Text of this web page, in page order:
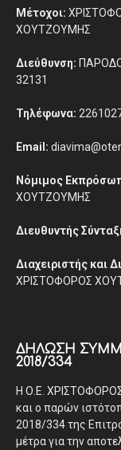
Μέτοχοι:
ΧΟΥΤΖΟΥΜΗΣ
Διεύθυνση:
32131
Τηλέφωνα:
Email:
Νόμιμος
ΧΟΥΤΖΟΥΜΗΣ
Διευθυντής
Διαχειριστής και
ΧΡΙΣΤΟΦΟΡΟΣ
ΔΉΛΩΣΗ
2018/334
Η Ο.Ε.
και ο παρών
2018/334 της
μέτρα για την